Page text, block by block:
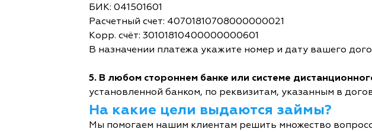
БИК: 041501601
Расчетный счет: 40701810708000000021
Корр. счёт: 30101810400000000601
В назначении платежа укажите номер и дату вашего
5. В любом стороннем банке или системе
установленной банком, по реквизитам, указанным в
На какие цели выдаются займы?
Мы помогаем нашим клиентам решить множество